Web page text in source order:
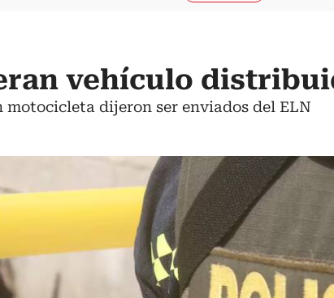
vehículo
motocicleta dijeron ser enviados del ELN